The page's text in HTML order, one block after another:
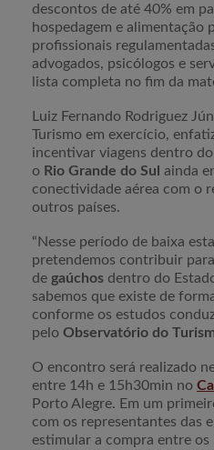
descontos de até 40% em
hospedagem e alimentação
profissionais
advogados, psicólogos e
lista completa no fim da
Luiz Fernando Rodriguez
Turismo em exercício,
incentivar viagens dentro
o Rio Grande do Sul ainda
conectividade aérea com o
outros países.
“Nesse período de baixa
pretendemos contribuir
de gaúchos dentro do
sabemos que existe de
conforme os estudos
pelo Observatório do
O encontro será realizado
entre 14h e 15h30min no
Porto Alegre. Em um
com os representantes das
estimular a compra entre os